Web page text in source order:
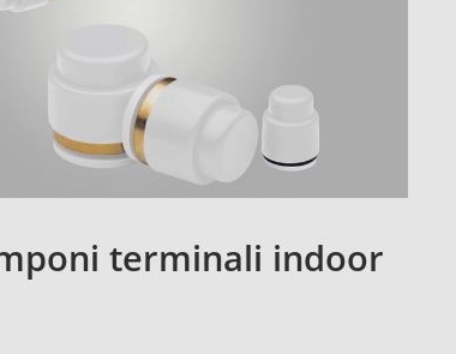
terminali indoor